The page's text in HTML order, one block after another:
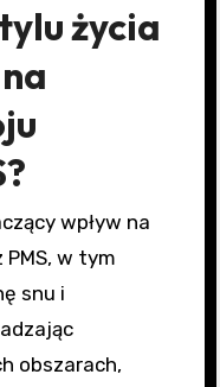
życia
wpływ na
w tym
snu i
obszarach,